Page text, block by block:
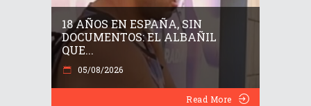
18 AÑOS EN ESPAÑA, SIN
DOCUMENTOS: EL ALBAÑIL
QUE...
05/08/2026
Read More